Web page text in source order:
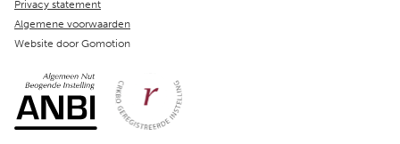
Privacy statement
Algemene voorwaarden
Website door Gomotion